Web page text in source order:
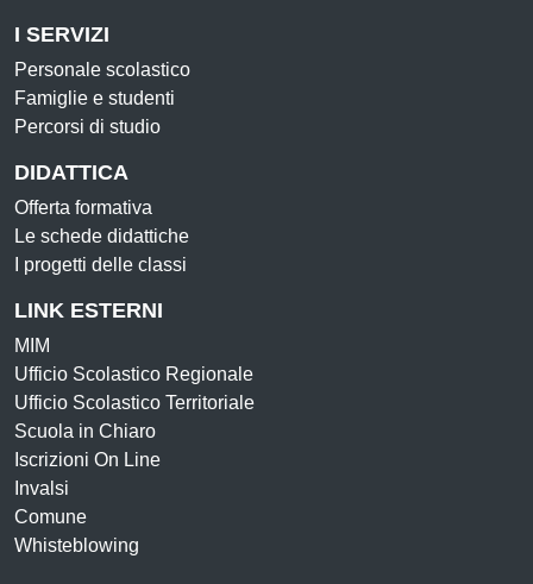
I SERVIZI
Personale scolastico
Famiglie e studenti
Percorsi di studio
DIDATTICA
Offerta formativa
Le schede didattiche
I progetti delle classi
LINK ESTERNI
MIM
Ufficio Scolastico Regionale
Ufficio Scolastico Territoriale
Scuola in Chiaro
Iscrizioni On Line
Invalsi
Comune
Whisteblowing